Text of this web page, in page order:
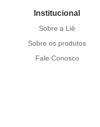
Institucional
Sobre a Liê
Sobre os produtos
Fale Conosco